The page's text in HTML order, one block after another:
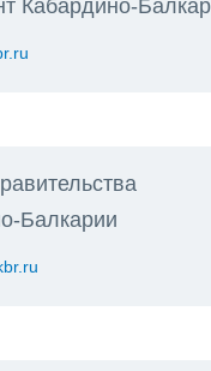
Кабардино-
Балкарии